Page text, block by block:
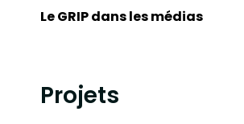
Le GRIP dans les médias
Projets